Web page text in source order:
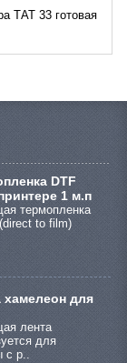
ТАТ 33 готовая
DTF
1 м.п
термопленка
to film)
для
лента
для
с р..